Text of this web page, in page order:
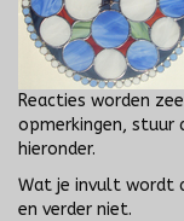
Reacties worden
opmerkingen, stuur
hieronder.
Wat je invult wordt
en verder niet.